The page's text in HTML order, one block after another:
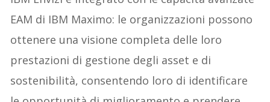
EAM di IBM Maximo: le organizzazioni possono
ottenere una visione completa delle loro
prestazioni di gestione degli asset e di
sostenibilità, consentendo loro di identificare